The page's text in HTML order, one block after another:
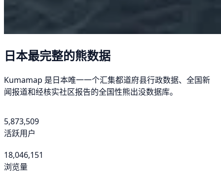
日本最完整的熊数据
Kumamap 是日本唯一一个汇集都道府县行政数据、全国新
闻报道和经核实社区报告的全国性熊出没数据库。
5,873,509
活跃用户
18,046,151
浏览量